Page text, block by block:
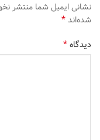
نشانی ایمیل شما منتشر
شده‌اند*
دیدگاه*